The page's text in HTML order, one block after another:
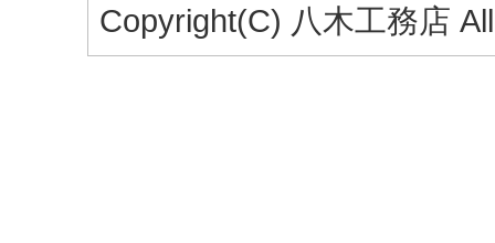
Copyright(C) 八木工務店